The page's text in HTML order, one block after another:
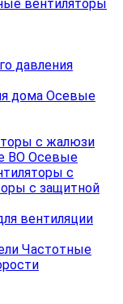
вентиляторы
давления
дома Осевые
с жалюзи
ВО Осевые
с
с защитной
вентиляции
Частотные